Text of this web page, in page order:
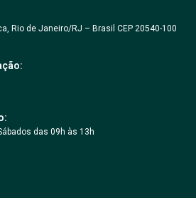
Rio de Janeiro/RJ – Brasil CEP 20540-100
das 09h às 13h